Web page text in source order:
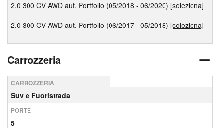
2.0 300 CV AWD aut. Portfolio (05/2018 - 06/2020) [seleziona]
2.0 300 CV AWD aut. Portfolio (06/2017 - 05/2018) [seleziona]
Carrozzeria
CARROZZERIA
Suv e Fuoristrada
PORTE
5